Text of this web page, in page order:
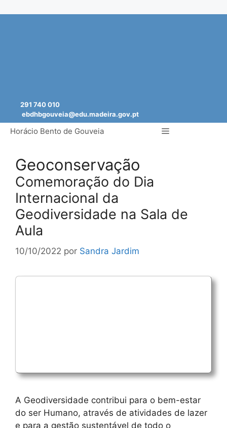
291 740 010
ebdhbgouveia@edu.madeira.gov.pt
Horácio Bento de Gouveia Menu
Geoconservação
Comemoração do Dia
Internacional da
Geodiversidade na Sala de
Aula
10/10/2022 por Sandra Jardim
A Geodiversidade contribui para o bem-estar
do ser Humano, através de atividades de lazer
e para a gestão sustentável de todo o